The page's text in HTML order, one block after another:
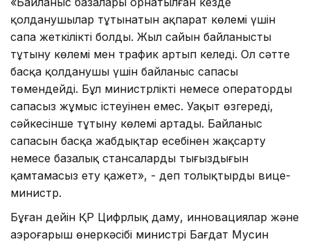
қолданушылар тұтынатын ақпарат көлемі үшін
сапа жеткілікті болды. Жыл сайын байланысты
тұтыну көлемі мен трафик артып келеді. Ол сәтте
басқа қолданушы үшін байланыс сапасы
төмендейді. Бұл министрліктің немесе оператордың
сапасыз жұмыс істеуінен емес. Уақыт өзгереді,
сәйкесінше тұтыну көлемі артады. Байланыс
сапасын басқа жабдықтар есебінен жақсарту
немесе базалық стансалардың тығыздығын
қамтамасыз ету қажет», - деп толықтырды вице-
министр.
Бұған дейін ҚР Цифрлық даму, инновациялар және
аэроғарыш өнеркәсібі министрі Бағдат Мусин